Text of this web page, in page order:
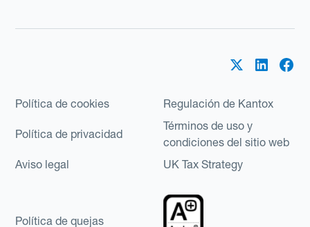
Política de cookies Regulación de Kantox
Política de privacidad
Términos de uso y
condiciones del sitio web
Aviso legal
UK Tax Strategy
Política de quejas